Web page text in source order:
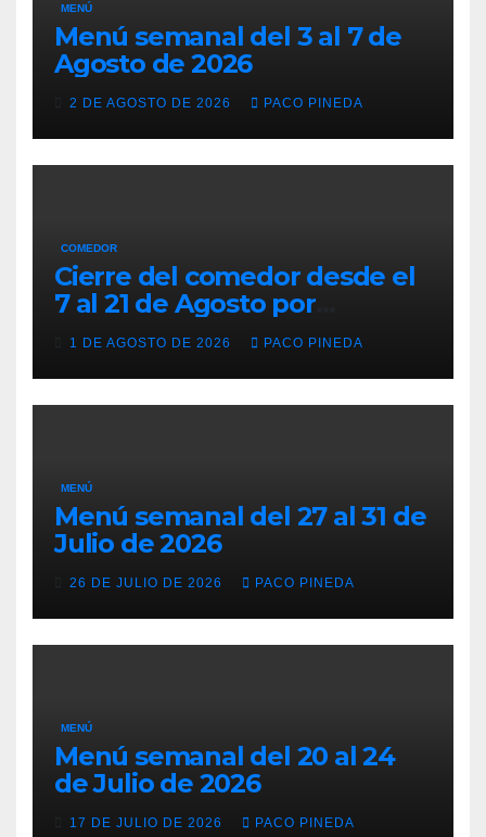
MENÚ
Menú semanal del 3 al 7 de
Agosto de 2026
2 DE AGOSTO DE 2026 PACO PINEDA
COMEDOR
Cierre del comedor desde el
7 al 21 de Agosto por
vacaciones
1 DE AGOSTO DE 2026 PACO PINEDA
MENÚ
Menú semanal del 27 al 31 de
Julio de 2026
26 DE JULIO DE 2026 PACO PINEDA
MENÚ
Menú semanal del 20 al 24
de Julio de 2026
17 DE JULIO DE 2026 PACO PINEDA